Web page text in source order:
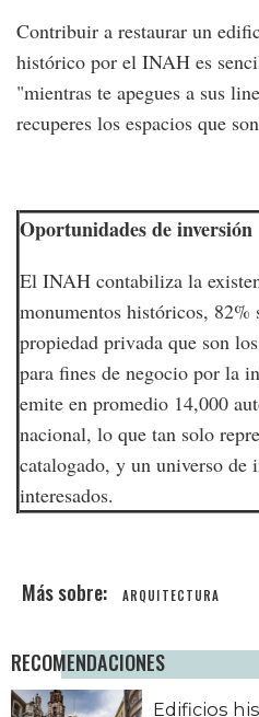
Contribuir a restaurar un
histórico por el INAH es
"mientras te apegues a sus
recuperes los espacios que
Oportunidades de inversión
El INAH contabiliza la
monumentos históricos, 82%
propiedad privada que son
para fines de negocio por la
emite en promedio 14,000
nacional, lo que tan solo
catalogado, y un universo de
interesados.
ARQUITECTURA
RECOMENDACIONES
Edificios